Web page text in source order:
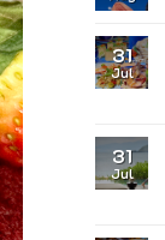
31
Jul
31
Jul